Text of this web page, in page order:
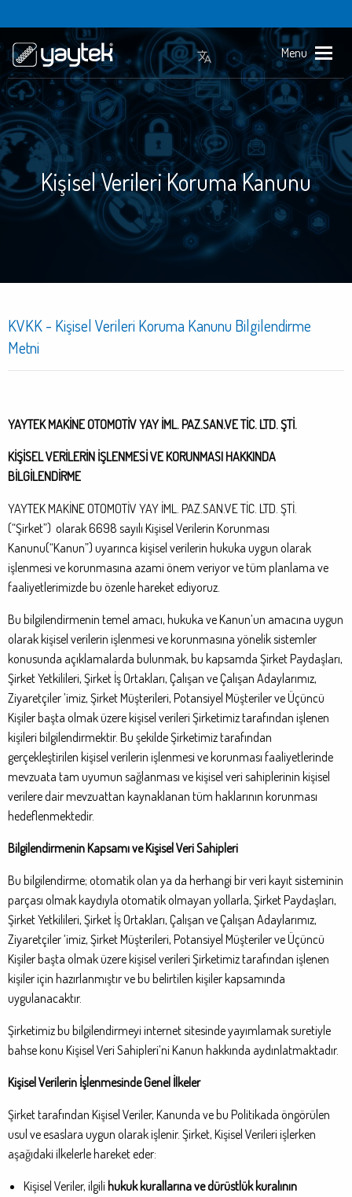
Menu
Kişisel Verileri Koruma Kanunu
KVKK - Kişisel Verileri Koruma Kanunu Bilgilendirme
Metni
YAYTEK MAKİNE OTOMOTİV YAY İML. PAZ.SAN.VE TİC. LTD. ŞTİ.
KİŞİSEL VERİLERİN İŞLENMESİ VE KORUNMASI HAKKINDA
BİLGİLENDİRME
YAYTEK MAKİNE OTOMOTİV YAY İML. PAZ.SAN.VE TİC. LTD. ŞTİ.
(“Şirket”) olarak 6698 sayılı Kişisel Verilerin Korunması
Kanunu(“Kanun”) uyarınca kişisel verilerin hukuka uygun olarak
işlenmesi ve korunmasına azami önem veriyor ve tüm planlama ve
faaliyetlerimizde bu özenle hareket ediyoruz.
Bu bilgilendirmenin temel amacı, hukuka ve Kanun’un amacına uygun
olarak kişisel verilerin işlenmesi ve korunmasına yönelik sistemler
konusunda açıklamalarda bulunmak, bu kapsamda Şirket Paydaşları,
Şirket Yetkilileri, Şirket İş Ortakları, Çalışan ve Çalışan Adaylarımız,
Ziyaretçiler ’imiz, Şirket Müşterileri, Potansiyel Müşteriler ve Üçüncü
Kişiler başta olmak üzere kişisel verileri Şirketimiz tarafından işlenen
kişileri bilgilendirmektir. Bu şekilde Şirketimiz tarafından
gerçekleştirilen kişisel verilerin işlenmesi ve korunması faaliyetlerinde
mevzuata tam uyumun sağlanması ve kişisel veri sahiplerinin kişisel
verilere dair mevzuattan kaynaklanan tüm haklarının korunması
hedeflenmektedir.
Bilgilendirmenin Kapsamı ve Kişisel Veri Sahipleri
Bu bilgilendirme; otomatik olan ya da herhangi bir veri kayıt sisteminin
parçası olmak kaydıyla otomatik olmayan yollarla, Şirket Paydaşları,
Şirket Yetkilileri, Şirket İş Ortakları, Çalışan ve Çalışan Adaylarımız,
Ziyaretçiler ‘imiz, Şirket Müşterileri, Potansiyel Müşteriler ve Üçüncü
Kişiler başta olmak üzere kişisel verileri Şirketimiz tarafından işlenen
kişiler için hazırlanmıştır ve bu belirtilen kişiler kapsamında
uygulanacaktır.
Şirketimiz bu bilgilendirmeyi internet sitesinde yayımlamak suretiyle
bahse konu Kişisel Veri Sahipleri’ni Kanun hakkında aydınlatmaktadır.
Kişisel Verilerin İşlenmesinde Genel İlkeler
Şirket tarafından Kişisel Veriler, Kanunda ve bu Politikada öngörülen
usul ve esaslara uygun olarak işlenir. Şirket, Kişisel Verileri işlerken
aşağıdaki ilkelerle hareket eder:
Kişisel Veriler, ilgili hukuk kurallarına ve dürüstlük kuralının